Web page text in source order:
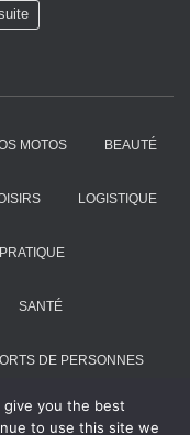
MOTOS BEAUTÉ
LOGISTIQUE
PRATIQUE
SANTÉ
DE PERSONNES
you the best
to use this site we